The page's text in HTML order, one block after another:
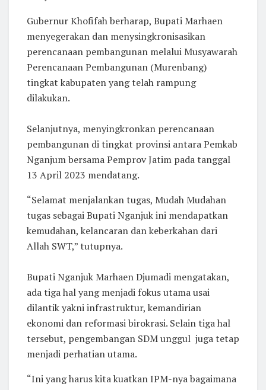
Gubernur Khofifah berharap, Bupati Marhaen
menyegerakan dan menysingkronisasikan
perencanaan pembangunan melalui Musyawarah
Perencanaan Pembangunan (Murenbang)
tingkat kabupaten yang telah rampung
dilakukan.
Selanjutnya, menyingkronkan perencanaan
pembangunan di tingkat provinsi antara Pemkab
Nganjum bersama Pemprov Jatim pada tanggal
13 April 2023 mendatang.
“Selamat menjalankan tugas, Mudah Mudahan
tugas sebagai Bupati Nganjuk ini mendapatkan
kemudahan, kelancaran dan keberkahan dari
Allah SWT,” tutupnya.
Bupati Nganjuk Marhaen Djumadi mengatakan,
ada tiga hal yang menjadi fokus utama usai
dilantik yakni infrastruktur, kemandirian
ekonomi dan reformasi birokrasi. Selain tiga hal
tersebut, pengembangan SDM unggul juga tetap
menjadi perhatian utama.
“Ini yang harus kita kuatkan IPM-nya bagaimana